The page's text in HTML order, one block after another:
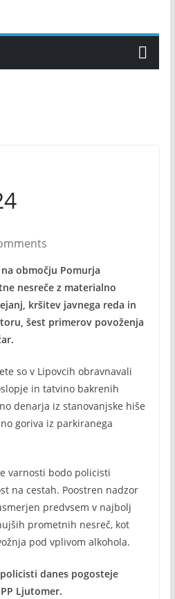
območju Pomurja
nesreče z materialno
kršitev javnega reda in
šest primerov povoženja
so v Lipovcih obravnavali
in tatvino bakrenih
denarja iz stanovanjske hiše
goriva iz parkiranega
varnosti bodo policisti
na cestah. Poostren nadzor
predvsem v najbolj
prometnih nesreč, kot
pod vplivom alkohola.
danes pogosteje
Ljutomer.